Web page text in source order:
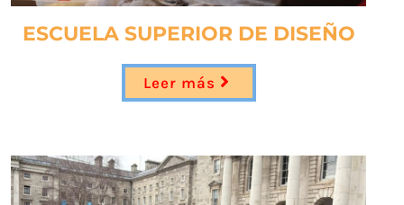
ESCUELA SUPERIOR DE DISEÑO
Leer más